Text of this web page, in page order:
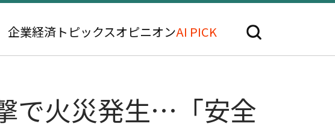
企業経済 トピックスオピニオンAI PICK
で火災発生…「安全